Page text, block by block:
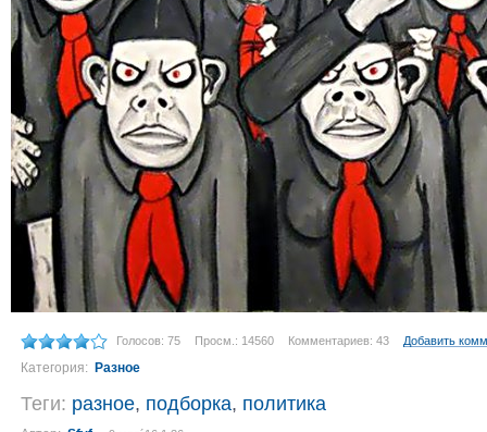
Голосов: 75 Просм.: 14560 Комментариев: 43 Добавить
Категория: Разное
Теги: разное, подборка, политика